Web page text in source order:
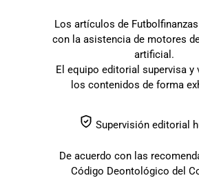
Los artículos de
con la asistencia de motores
artificial.
El equipo editorial supervisa y
los contenidos de forma
Supervisión editorial
De acuerdo con las
Código Deontológico del